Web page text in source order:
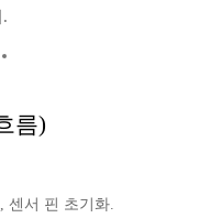
름)
센서 핀 초기화.